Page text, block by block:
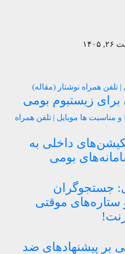
| تلفن همراه نوشتار (مقاله)
برای زیستبوم بومی
و مناسبت ها موبایل | تلفن همراه
داخلی به
بومی
جستجوگران
موقتی
بر پیشنهادهای ضد